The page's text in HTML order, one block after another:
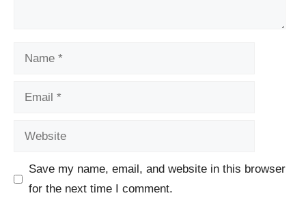
Name
Email
Website
Save my name, email, and website in this browser
for the next time I comment.